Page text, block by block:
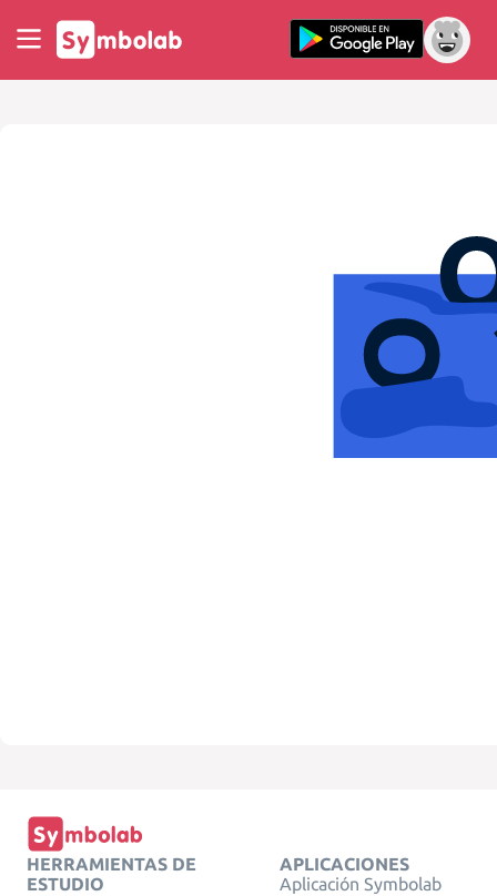
HERRAMIENTAS DE
ESTUDIO
APLICACIONES
Aplicación Symbolab